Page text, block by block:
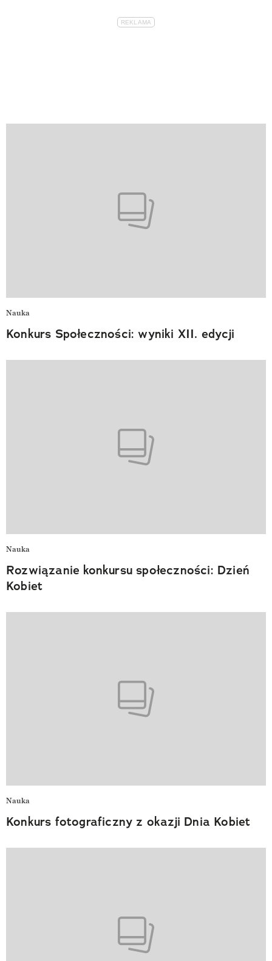
Nauka
Konkurs Społeczności: wyniki XII. edycji
Nauka
Rozwiązanie konkursu społeczności: Dzień
Kobiet
Nauka
Konkurs fotograficzny z okazji Dnia Kobiet